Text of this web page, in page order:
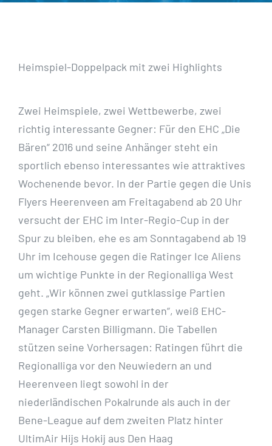
Heimspiel-Doppelpack mit zwei Highlights
Zwei Heimspiele, zwei Wettbewerbe, zwei
richtig interessante Gegner: Für den EHC „Die
Bären“ 2016 und seine Anhänger steht ein
sportlich ebenso interessantes wie attraktives
Wochenende bevor. In der Partie gegen die Unis
Flyers Heerenveen am Freitagabend ab 20 Uhr
versucht der EHC im Inter-Regio-Cup in der
Spur zu bleiben, ehe es am Sonntagabend ab 19
Uhr im Icehouse gegen die Ratinger Ice Aliens
um wichtige Punkte in der Regionalliga West
geht. „Wir können zwei gutklassige Partien
gegen starke Gegner erwarten“, weiß EHC-
Manager Carsten Billigmann. Die Tabellen
stützen seine Vorhersagen: Ratingen führt die
Regionalliga vor den Neuwiedern an und
Heerenveen liegt sowohl in der
niederländischen Pokalrunde als auch in der
Bene-League auf dem zweiten Platz hinter
UltimAir Hijs Hokij aus Den Haag